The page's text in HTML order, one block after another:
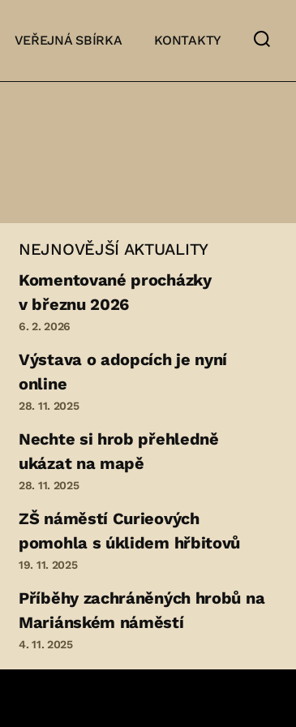
VEŘEJNÁ SBÍRKA KONTAKTY
NEJNOVĚJŠÍ AKTUALITY
Komentované procházky
v březnu 2026
6. 2. 2026
Výstava o adopcích je nyní
online
28. 11. 2025
Nechte si hrob přehledně
ukázat na mapě
28. 11. 2025
ZŠ náměstí Curieových
pomohla s úklidem hřbitovů
19. 11. 2025
Příběhy zachráněných hrobů na
Mariánském náměstí
4. 11. 2025